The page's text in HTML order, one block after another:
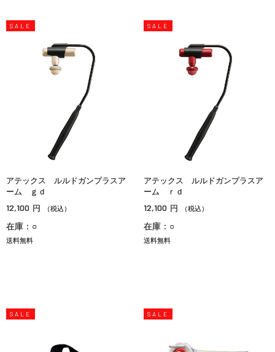
SALE
アテックス ルルドガンプラスア
ーム ｇｄ
12,100 円 （税込）
在庫：○
送料無料
SALE
アテックス ルルドガンプラスア
ーム ｒｄ
12,100 円 （税込）
在庫：○
送料無料
SALE SALE